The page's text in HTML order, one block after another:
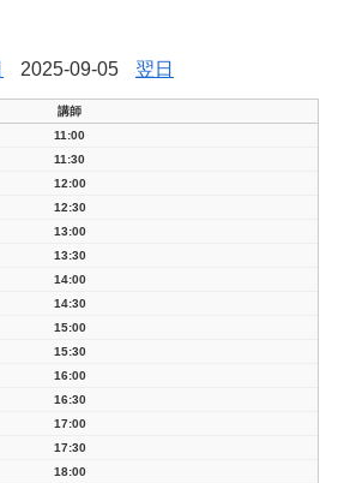
2025-09-05 翌日
講師
11:00
11:30
12:00
12:30
13:00
13:30
14:00
14:30
15:00
15:30
16:00
16:30
17:00
17:30
18:00